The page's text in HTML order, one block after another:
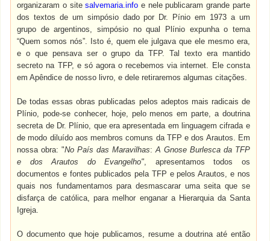
organizaram o site salvemaria.info e nele publicaram grande parte
dos textos de um simpósio dado por Dr. Pínio em 1973 a um
grupo de argentinos, simpósio no qual Plínio expunha o tema
“Quem somos nós”. Isto é, quem ele julgava que ele mesmo era,
e o que pensava ser o grupo da TFP. Tal texto era mantido
secreto na TFP, e só agora o recebemos via internet. Ele consta
em Apêndice de nosso livro, e dele retiraremos algumas citações.
De todas essas obras publicadas pelos adeptos mais radicais de
Plínio, pode-se conhecer, hoje, pelo menos em parte, a doutrina
secreta de Dr. Plínio, que era apresentada em linguagem cifrada e
de modo diluído aos membros comuns da TFP e dos Arautos. Em
nossa obra: "No País das Maravilhas:A Gnose Burlesca da TFP
e dos Arautos do Evangelho", apresentamos todos os
documentos e fontes publicados pela TFP e pelos Arautos, e nos
quais nos fundamentamos para desmascarar uma seita que se
disfarça de católica, para melhor enganar a Hierarquia da Santa
Igreja.
O documento que hoje publicamos, resume a doutrina até então